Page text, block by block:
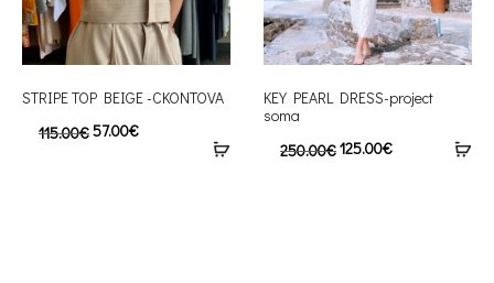
STRIPE TOP BEIGE -CKONTOVA
115.00€57.00€
KEY PEARL DRESS-project
soma
250.00€125.00€